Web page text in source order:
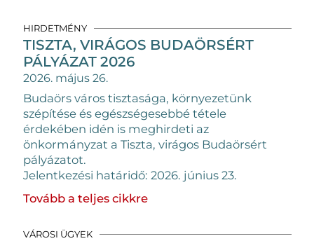
HIRDETMÉNY
TISZTA, VIRÁGOS BUDAÖRSÉRT
PÁLYÁZAT 2026
2026. május 26.
Budaörs város tisztasága, környezetünk
szépítése és egészségesebbé tétele
érdekében idén is meghirdeti az
önkormányzat a Tiszta, virágos Budaörsért
pályázatot.
Jelentkezési határidő: 2026. június 23.
Tovább a teljes cikkre
VÁROSI ÜGYEK